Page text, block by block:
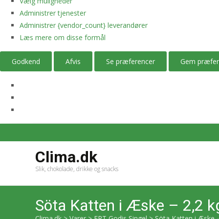
Administrer tjenester
Administrer {vendor_count} leverandører
Læs mere om disse formål
Godkend Afvis Se præferencer Gem
Clima.dk
Slik, chokolade, drikke og snacks
Söta Katten i Æske – 2,2